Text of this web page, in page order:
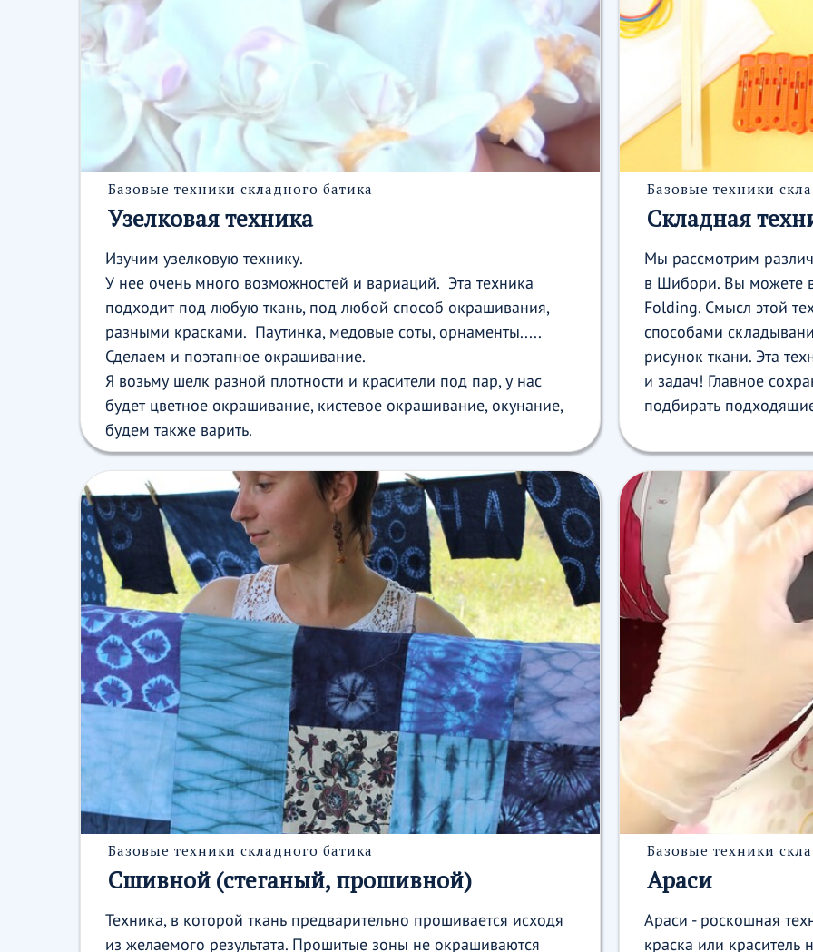
Базовые техники складного батика
Узелковая техника
Изучим узелковую технику.
У нее очень много возможностей и вариаций. Эта техника
подходит под любую ткань, под любой способ окрашивания,
разными красками. Паутинка, медовые соты, орнаменты.....
Сделаем и поэтапное окрашивание.
Я возьму шелк разной плотности и красители под пар, у нас
будет цветное окрашивание, кистевое окрашивание, окунание,
будем также варить.
Базовые техники
Складная
Мы рассмотрим
в Шибори. Вы можете
Folding. Смысл этой
способами
рисунок ткани. Эта
и задач! Главное
подбирать
Базовые техники складного батика
Сшивной (стеганый, прошивной)
Техника, в которой ткань предварительно прошивается исходя
из желаемого результата. Прошитые зоны не окрашиваются
Базовые техники
Араси
Араси - роскошная
краска или